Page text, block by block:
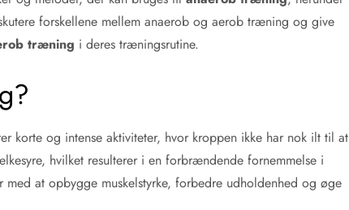
forskellene mellem anaerob og aerob træning og give
træning i deres træningsrutine.
og intense aktiviteter, hvor kroppen ikke har nok ilt til at
hvilket resulterer i en forbrændende fornemmelse i
at opbygge muskelstyrke, forbedre udholdenhed og øge